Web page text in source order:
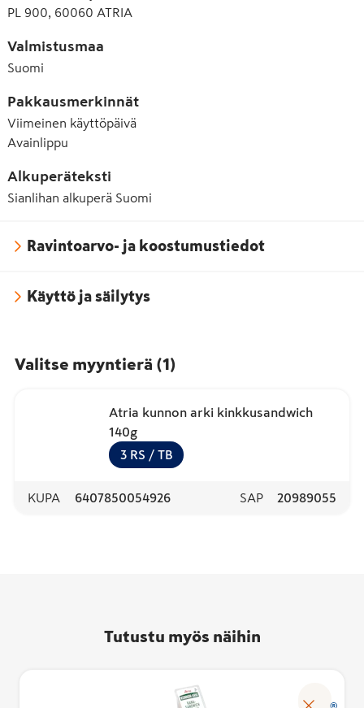
E211 Natriumbentsoaatti
E250 Natriumnitriitti
E282 Kalsiumpropionaatti
E296 Omenahappo
E300 Askorbiinihappo
E301 Natriumaskorbaatti
E330 Sitruunahappo
E450 Dinatriumdifosfaatti
PL 900, 60060 ATRIA
Valmistusmaa
Suomi
Pakkausmerkinnät
Viimeinen käyttöpäivä
Avainlippu
Alkuperäteksti
Sianlihan alkuperä Suomi
Ravintoarvo- ja koostumustiedot
Käyttö ja säilytys
Valitse myyntierä (1)
Atria kunnon arki kinkkusandwich
140g
3 RS / TB
KUPA 6407850054926 SAP 20989055
Tutustu myös näihin